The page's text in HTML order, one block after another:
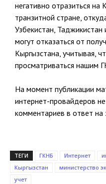
негативно отразиться на
транзитной стране,
Узбекистан, Таджикистан
могут отказаться от
Кыргызстана, учитывая,
просматриваться нашим
На момент публикации
интернет-провайдеров
комментариев в ответ на
ТЕГИ ГКНБ Интернет
Кыргызстан
министерство
учет